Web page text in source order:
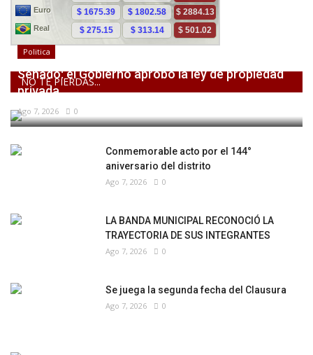
NO TE PIERDAS...
Politica
Senado: el Gobierno aprobó la ley de propiedad
privada,...
Ago 7, 2026 0
Conmemorable acto por el 144°
aniversario del distrito
Ago 7, 2026 0
LA BANDA MUNICIPAL RECONOCIÓ LA
TRAYECTORIA DE SUS INTEGRANTES
Ago 7, 2026 0
Se juega la segunda fecha del Clausura
Ago 7, 2026 0